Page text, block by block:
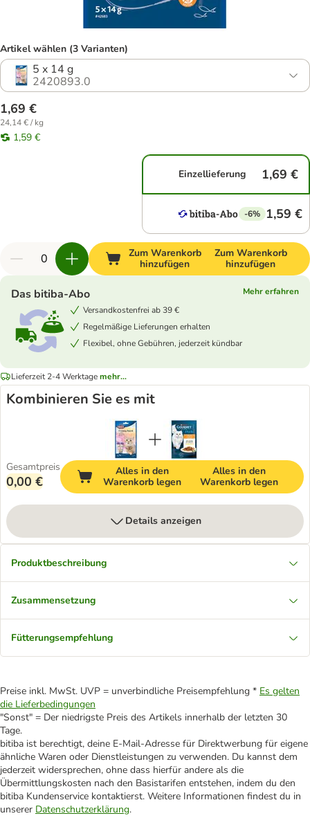
Artikel wählen (3 Varianten)
5 x 14 g
2420893.0
1,69 €
24,14 € / kg
1,59 €
Einzellieferung 1,69 €
-6% 1,59 €
Zum Warenkorb
hinzufügen
Zum Warenkorb
hinzufügen
Das bitiba-Abo
Mehr erfahren
Versandkostenfrei ab 39 €
Regelmäßige Lieferungen erhalten
Flexibel, ohne Gebühren, jederzeit kündbar
Lieferzeit 2-4 Werktagemehr...
Kombinieren Sie es mit
Gesamtpreis
0,00 €
Alles in den
Warenkorb legen
Alles in den
Warenkorb legen
Details anzeigen
Produktbeschreibung
Zusammensetzung
Fütterungsempfehlung
Preise inkl. MwSt. UVP = unverbindliche Preisempfehlung * Es gelten
die Lieferbedingungen
"Sonst" = Der niedrigste Preis des Artikels innerhalb der letzten 30
Tage.
bitiba ist berechtigt, deine E-Mail-Adresse für Direktwerbung für eigene
ähnliche Waren oder Dienstleistungen zu verwenden. Du kannst dem
jederzeit widersprechen, ohne dass hierfür andere als die
Übermittlungskosten nach den Basistarifen entstehen, indem du den
bitiba Kundenservice kontaktierst. Weitere Informationen findest du in
unserer Datenschutzerklärung.